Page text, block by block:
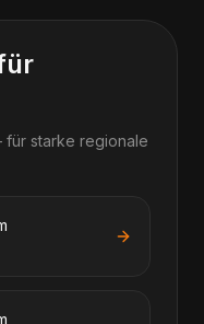
für starke regionale